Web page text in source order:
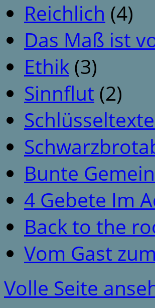
Reichlich (4)
Das Maß ist
Ethik (3)
Sinnflut (2)
Bunte
4 Gebete Im
Back to the
Vom Gast
Volle Seite